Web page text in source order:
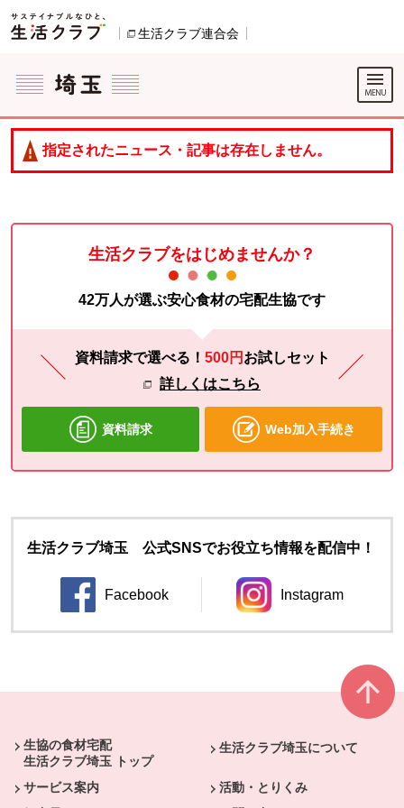
ページの先頭です。
生活クラブ連合会
ここからサイト内共通メニューです。
サイト内共通メニューをスキップする
サイト内共通メニューここまで。
指定されたニュース・記事は存在しません。
生活クラブをはじめませんか？
42万人が選ぶ安心食材の宅配生協です
資料請求で選べる！ 500円 お試しセット
詳しくはこちら
資料請求 Web加入手続き
生活クラブ埼玉 公式SNSでお役立ち情報を配信中！
Facebook
別のウィンドウで開きます。
Instagram
別のウィンドウ
生協の食材宅配
生活クラブ埼玉 トップ
生活クラブ埼玉について
サービス案内
活動・とりくみ